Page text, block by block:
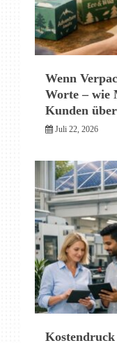
Wenn
Worte – wie
Kunden
Juli 22, 2026